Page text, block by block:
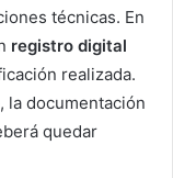
técnicas. En
registro digital
realizada.
la documentación
quedar